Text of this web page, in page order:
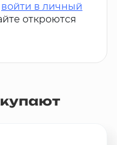
войти в личный
откроются